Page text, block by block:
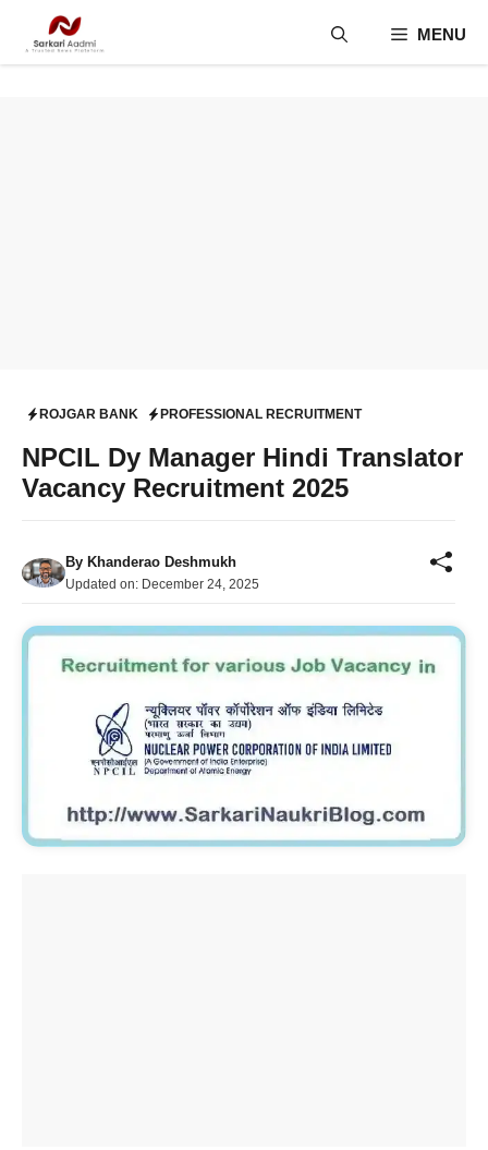
MENU
ROJGAR BANK PROFESSIONAL RECRUITMENT
NPCIL Dy Manager Hindi Translator
Vacancy Recruitment 2025
By Khanderao Deshmukh
Updated on: December 24, 2025